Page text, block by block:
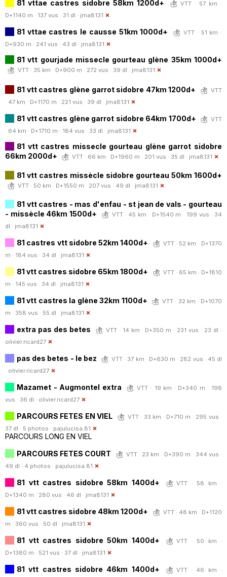
81 vttae castres sidobre 58km 1200d+
VTT · 57 km ·
D+1140 m · 137 vus · 31 dl · jma8131
81 vttae castres le causse 51km 1000d+
VTT · 51 km ·
D+930 m · 241 vus · 43 dl · jma8131
81 vtt gourjade missecle gourteau glène 35km 1000d+
VTT · 35 km · D+900 m · 272 vus · 39 dl · jma8131
81 vtt castres glène garrot sidobre 47km 1200d+
VTT
· 47 km · D+1170 m · 221 vus · 39 dl · jma8131
81 vtt castres glène garrot sidobre 64km 1700d+
VTT
· 64 km · D+1710 m · 184 vus · 33 dl · jma8131
81 vtt castres missecle gourteau glène garrot sidobre
66km 2000d+
VTT · 66 km · D+1960 m · 201 vus · 35 dl · jma8131
81 vtt castres missècle sidobre gourteau 50km 1600d+
VTT · 50 km · D+1550 m · 207 vus · 49 dl · jma8131
81 vtt castres - mas d'enfau - st jean de vals - gourteau
- missècle 46km 1500d+
VTT · 45 km · D+1540 m · 199 vus · 34
dl · jma8131
81 castres vtt sidobre 52km 1400d+
VTT · 52 km · D+1370
m · 184 vus · 34 dl · jma8131
81 vtt castres sidobre 65km 1800d+
VTT · 65 km · D+1810
m · 145 vus · 34 dl · jma8131
81 vtt castres la glène 32km 1100d+
VTT · 32 km · D+1070
m · 358 vus · 55 dl · jma8131
extra pas des betes
VTT · 14 km · D+350 m · 231 vus · 23 dl ·
olivier.ricard27
pas des betes - le bez
VTT · 37 km · D+830 m · 282 vus · 45 dl
· olivier.ricard27
Mazamet - Augmontel extra
VTT · 19 km · D+340 m · 198
vus · 36 dl · olivier.ricard27
PARCOURS FETES EN VIEL
VTT · 33 km · D+710 m · 295 vus ·
37 dl · 5 photos · pajulucisa.81
PARCOURS LONG EN VIEL
PARCOURS FETES COURT
VTT · 23 km · D+390 m · 344 vus ·
49 dl · 4 photos · pajulucisa.81
81 vtt castres sidobre 58km 1400d+
VTT · 58 km ·
D+1340 m · 280 vus · 46 dl · jma8131
81 vtt castres sidobre 48km 1200d+
VTT · 48 km · D+1120
m · 360 vus · 50 dl · jma8131
81 vtt castres sidobre 50km 1400d+
VTT · 50 km ·
D+1380 m · 521 vus · 37 dl · jma8131
81 vtt castres sidobre 46km 1400d+
VTT · 46 km ·